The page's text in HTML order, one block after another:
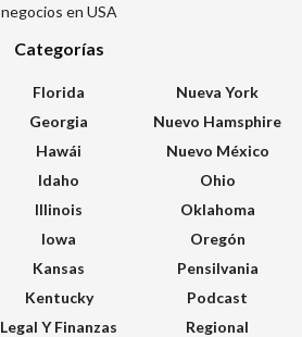
negocios en USA
Categorías
Florida
Georgia
Hawái
Idaho
Illinois
Iowa
Kansas
Kentucky
Legal Y Finanzas
Nueva York
Nuevo Hamsphire
Nuevo México
Ohio
Oklahoma
Oregón
Pensilvania
Podcast
Regional